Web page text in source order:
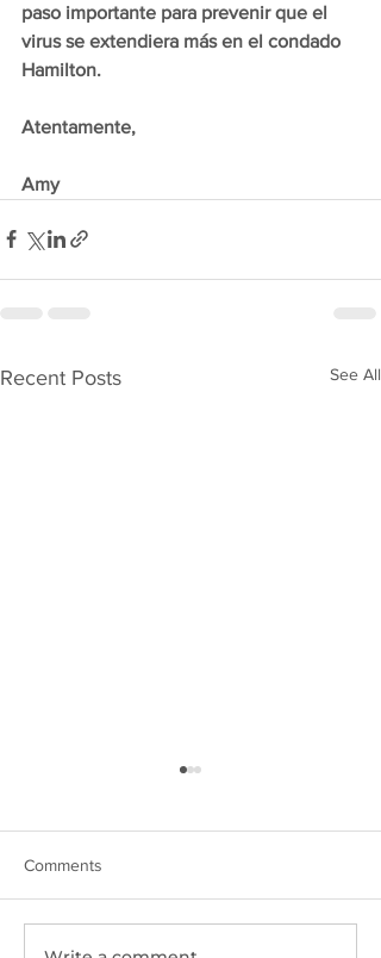
paso importante para prevenir que el
virus se extendiera más en el condado
Hamilton.
Atentamente,
Amy
Recent Posts See All
Comments